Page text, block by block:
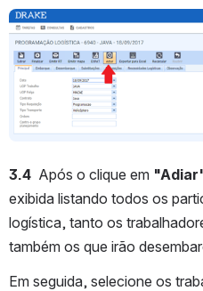
Abrir
3.4 Após o clique em
exibida listando todos os
logística, tanto os
também os que irão
Em seguida, selecione os